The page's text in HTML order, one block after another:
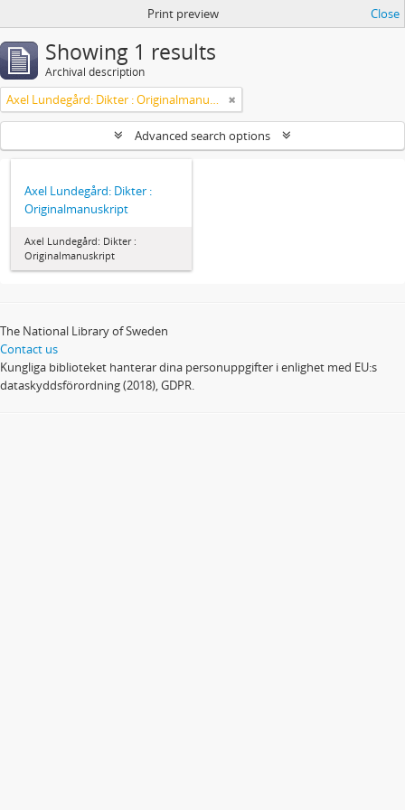
Print preview Close
Showing 1 results
Archival description
Axel Lundegård: Dikter : Originalmanuskript
Advanced search options
Axel Lundegård: Dikter :
Originalmanuskript
Axel Lundegård: Dikter :
Originalmanuskript
The National Library of Sweden
Contact us
Kungliga biblioteket hanterar dina personuppgifter i enlighet med EU:s
dataskyddsförordning (2018), GDPR.